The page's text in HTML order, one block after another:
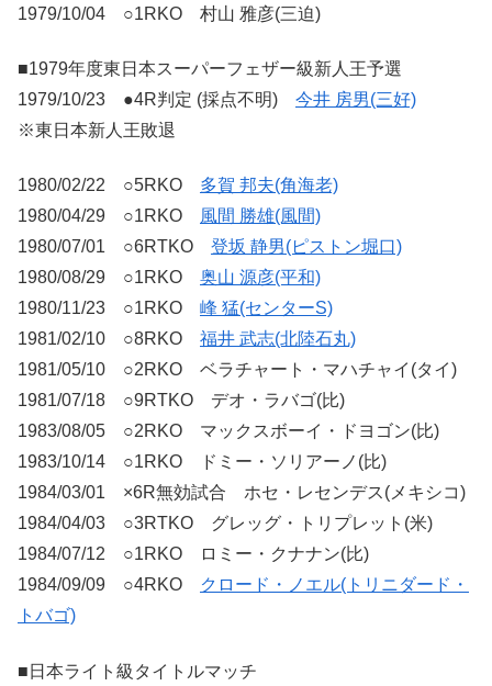
1979/10/04 ○1RKO 村山 雅彦(三迫)
■1979年度東日本スーパーフェザー級新人王予選
1979/10/23 ●4R判定 (採点不明) 今井 房男(三好)
※東日本新人王敗退
1980/02/22 ○5RKO 多賀 邦夫(角海老)
1980/04/29 ○1RKO
風間 勝雄(風間)
1980/07/01 ○6RTKO 登坂 静男(ピストン堀口)
1980/08/29 ○1RKO 奥山 源彦(平和)
1980/11/23 ○1RKO 峰 猛(センターS)
1981/02/10 ○8RKO 福井 武志(北陸石丸)
1981/05/10 ○2RKO ベラチャート・マハチャイ(タイ)
1981/07/18 ○9RTKO デオ・ラバゴ(比)
1983/08/05 ○2RKO マックスボーイ・ドヨゴン(比)
1983/10/14 ○1RKO ドミー・ソリアーノ(比)
1984/03/01 ×6R無効試合 ホセ・レセンデス(メキシコ)
1984/04/03 ○3RTKO グレッグ・トリプレット(米)
1984/07/12 ○1RKO ロミー・クナナン(比)
1984/09/09 ○4RKO
クロード・ノエル(トリニダード・
トバゴ)
■日本ライト級タイトルマッチ